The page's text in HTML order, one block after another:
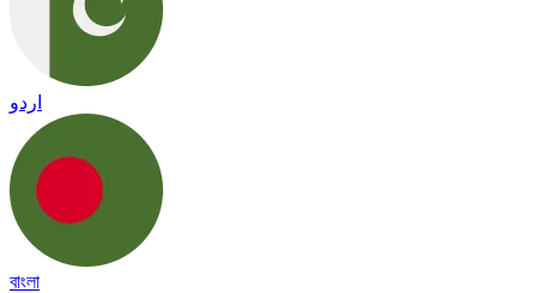
اردو
বাংলা